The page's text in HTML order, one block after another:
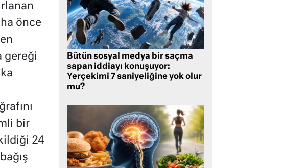
önce
gereği
bir
24
Bütün sosyal medya bir saçma
sapan iddiayı konuşuyor:
Yerçekimi 7 saniyeliğine yok olur
mu?